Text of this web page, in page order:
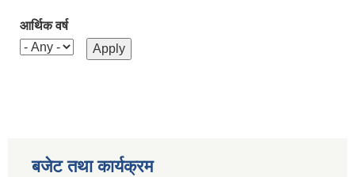
आर्थिक वर्ष
बजेट तथा कार्यक्रम